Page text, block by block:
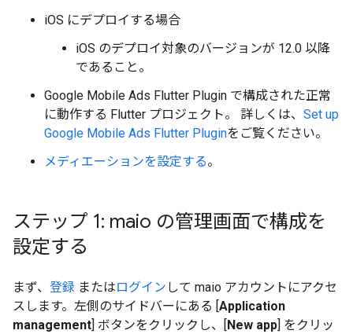
iOS にデプロイする場合
iOS のデプロイ対象のバージョンが 12.0 以降
であること。
Google Mobile Ads Flutter Plugin で構成された正常
に動作する Flutter プロジェクト。 詳しくは、 Set up
Google Mobile Ads Flutter Pluginをご覧ください。
メディエーションを設定する。
ステップ 1: maio の管理画面で構成を
設定する
まず、 登録 またはログイン して maio アカウントにアクセ
スします。左側のサイドバーにある [Application
management] ボタンをクリックし、[New app] をクリッ